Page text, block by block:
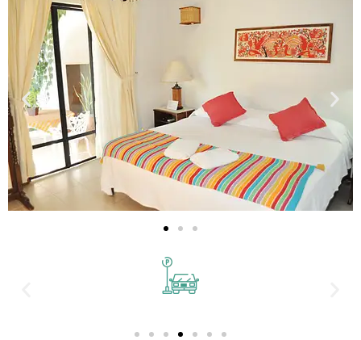
Nuestras habitaciones
Contáctanos
( +52) 312 103 70 61